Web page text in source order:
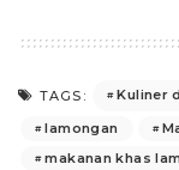
TAGS: Kuliner
lamongan
makanan khas